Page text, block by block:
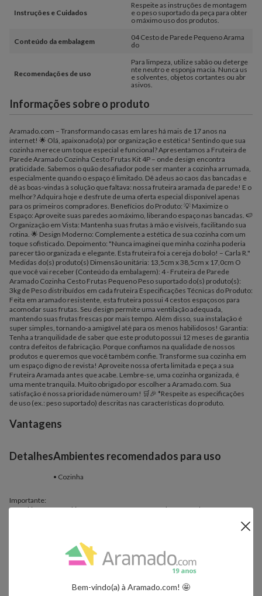
Bem-vindo(a) à Aramado.com! 🤩
Instruções e Cuidados
Respeite as instruções de montagem
e o peso suportado da peça para obter
o máximo uso dos produtos.
Conteúdo da embalagem
04 Cesto de Parede Pequeno Arama
do
Recomendações de uso
Para limpeza, utilize sabão ou deterge
nte neutro e esponja macia. Nunca us
e solventes, objetos cortantes ou abr
asivos.
Informações sobre o produto
Aramado.com – Transformando casas em lares há mais de 17 anos na
internet! 🌟 Olá, apaixonado(a) por organização e estética! Sentindo que sua
cozinha merece um toque especial e funcional? Apresentamos a Fruteira de
Parede Aramado Cozinha Cesto Frutas Kit 4P – onde design encontra
praticidade. Sabemos o quão desafiador pode ser manter a cozinha arrumada,
especialmente quando o espaço é limitado. Dê adeus ao caos das bancadas e
dê as boas-vindas à solução que faltava: nossa fruteira aramada de parede! E o
melhor? Adquira hoje e desfrute de uma oferta especial disponível apenas
para os primeiros compradores. Benefícios do Produto: 💡 Maximize o
Espaço: Aproveite suas paredes ao máximo, liberando espaço nas bancadas. 🍉
Organização em Vista: Mantenha suas frutas à mão e visíveis, facilitando sua
rotina. 🌟 Design Moderno: Complemente a estética de sua cozinha com um
toque sofisticado. Depoimento: "Nunca imaginei que minha cozinha poderia
parecer tão organizada e elegante. Esta fruteira foi a cereja do bolo! – Carla R."
Medidas do(s) produto(s) Dimensão unitária: 13,5cm x 38,5cm x 17,0cm O
que você vai receber (Conteúdo da embalagem): 4 - Fruteira de Parede
Aramado Cozinha Cesto Frutas Pequeno Peso suportado do(s) produto(s):
3kg de Peso distribuídos em cada fruteira Especificações Técnicas do Produto:
Feita em aramado resistente, esta fruteira possui 4 cestos espaçosos para
acomodar suas frutas. Seu design permite uma ventilação adequada,
mantendo suas frutas frescas por mais tempo. Além disso, sua instalação é
super simples, tornando-a amigável até para os menos habilidosos! Garantia:
Tenha a tranquilidade de saber que este produto possui 12 meses de garantia
contra defeitos de fabricação. Porque confiamos na qualidade de nossos
produtos e queremos que você também confie. Transforme sua cozinha em
um espaço digno de revista! Aproveite nossa oferta limitada e peça a sua
Fruteira Aramada antes que acabe. Lembre-se, uma cozinha organizada, é
uma mente tranquila. Muito obrigado por escolher a Aramado.com. Sua
satisfação é nossa prioridade número um! 🛒🎉 *Respeite as especificações
de uso (ex.: peso suportado) descritas nas características do produto.
Vantagens
DetalhesAmbientes recomendados para uso
• Cozinha
Importante:
- Os objetos que ambientam as fotos não acompanham o produto.
Quem viu, viu também